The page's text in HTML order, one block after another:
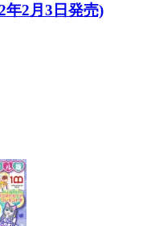
年2月3日発売)